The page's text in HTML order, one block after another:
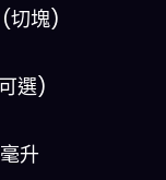
(切塊)
選)
升